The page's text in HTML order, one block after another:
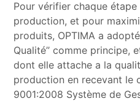
Pour vérifier chaque
production, et pour
produits, OPTIMA a
Qualité’’ comme principe,
dont elle attache a la
production en recevant le
9001:2008 Système de